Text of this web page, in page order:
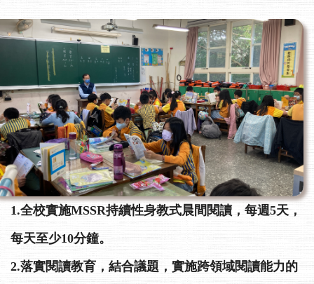
1.全校實施MSSR持續性身教式晨間閱讀，每週5天，
每天至少10分鐘。
2.落實閱讀教育，結合議題，實施跨領域閱讀能力的